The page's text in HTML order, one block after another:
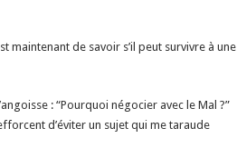
maintenant de savoir s’il peut survivre à une
: “Pourquoi négocier avec le Mal ?”
d’éviter un sujet qui me taraude